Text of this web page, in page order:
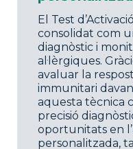
El Test
consolidat com
diagnòstic i
al·lèrgiques.
avaluar la
immunitari
aquesta tècnica
precisió
oportunitats en
personalitzada,